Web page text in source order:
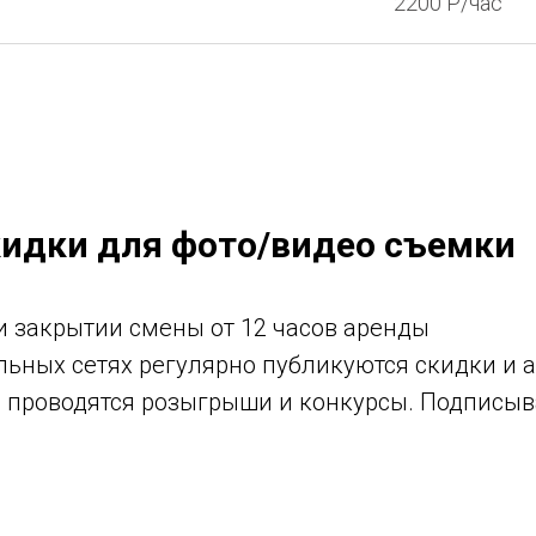
для фото/видео съемки
закрытии смены от 12 часов аренды
сетях регулярно публикуются скидки и
розыгрыши и конкурсы.